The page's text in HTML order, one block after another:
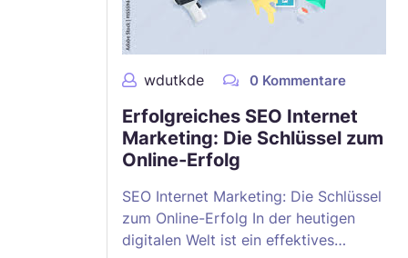
wdutkde 0 Kommentare
Erfolgreiches SEO Internet
Marketing: Die Schlüssel zum
Online-Erfolg
SEO Internet Marketing: Die Schlüssel
zum Online-Erfolg In der heutigen
digitalen Welt ist ein effektives…